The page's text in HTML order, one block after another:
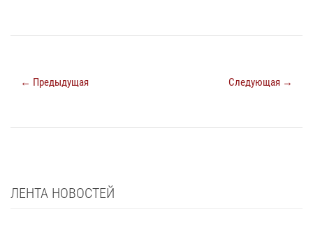
← Предыдущая Следующая →
ЛЕНТА НОВОСТЕЙ